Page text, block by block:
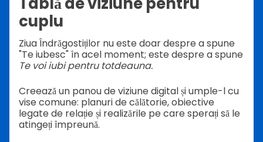
cuplu
Ziua Îndrăgostiților nu este doar despre a spune
"Te iubesc" în acel moment; este despre a spune
Te voi iubi pentru totdeauna.
Creează un panou de viziune digital și umple-l cu
vise comune: planuri de călătorie, obiective
legate de relație și realizările pe care sperați să le
atingeți împreună.